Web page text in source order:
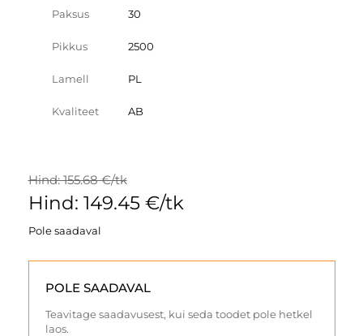
Paksus 30
Pikkus 2500
Lamell PL
Kvaliteet AB
Hind: 155.68 €/tk
Hind: 149.45 €/tk
Pole saadaval
POLE SAADAVAL
Teavitage saadavusest, kui seda toodet pole hetkel
laos.